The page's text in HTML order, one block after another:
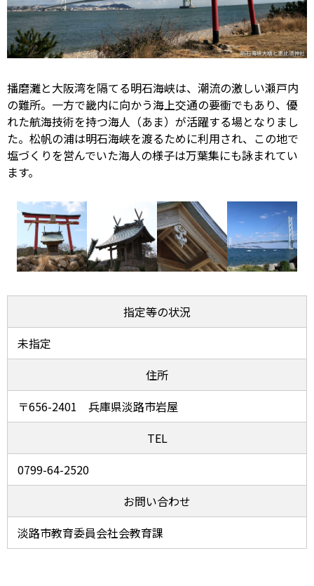
播磨灘と大阪湾を隔てる明石海峡は、潮流の激しい瀬戸内
の難所。一方で畿内に向かう海上交通の要衝でもあり、優
れた航海技術を持つ海人（あま）が活躍する場となりまし
た。松帆の浦は明石海峡を渡るために利用され、この地で
塩づくりを営んでいた海人の様子は万葉集にも詠まれてい
ます。
指定等の状況
未指定
住所
〒656-2401 兵庫県淡路市岩屋
TEL
0799-64-2520
お問い合わせ
淡路市教育委員会社会教育課